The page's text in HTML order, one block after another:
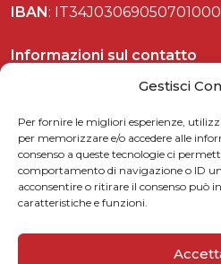
Gestisci
Per fornire le migliori esperienze,
per memorizzare e/o accedere alle
consenso a queste tecnologie ci
comportamento di navigazione o ID
acconsentire o ritirare il consenso può
caratteristiche e funzioni.
IBAN:
Informazioni sul contatto
Celebrazioni matteottiane
Matteotti per le scuole